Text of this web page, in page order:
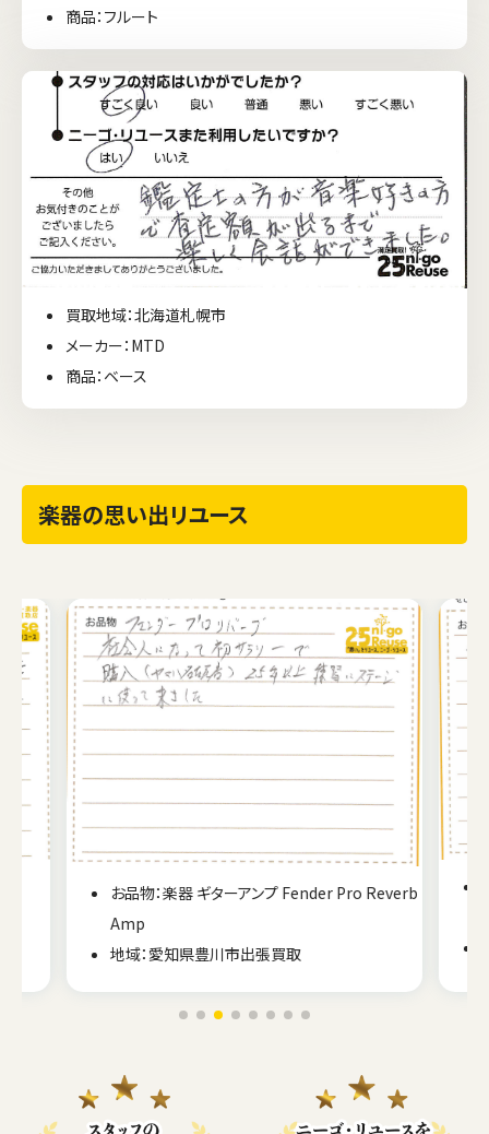
商品：フルート
買取地域：北海道札幌市
メーカー：MTD
商品：ベース
楽器の思い出リユース
お品物：楽器 ギターアンプ Fender Pro Reverb
Amp
地域：愛知県豊川市出張買取